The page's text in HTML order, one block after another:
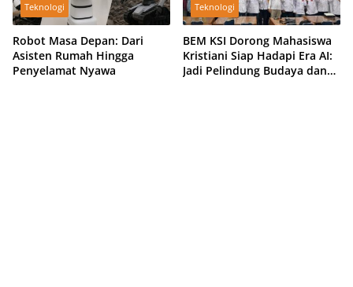
Teknologi
Robot Masa Depan: Dari
Asisten Rumah Hingga
Penyelamat Nyawa
Teknologi
BEM KSI Dorong Mahasiswa
Kristiani Siap Hadapi Era AI:
Jadi Pelindung Budaya dan